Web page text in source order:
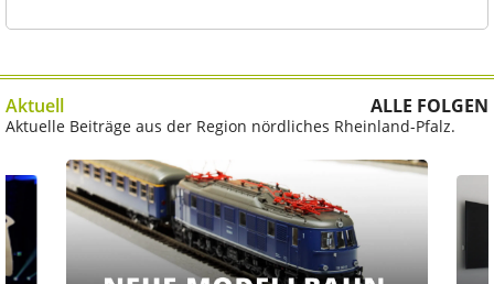
Aktuell ALLE FOLGEN
Aktuelle Beiträge aus der Region nördliches Rheinland-Pfalz.